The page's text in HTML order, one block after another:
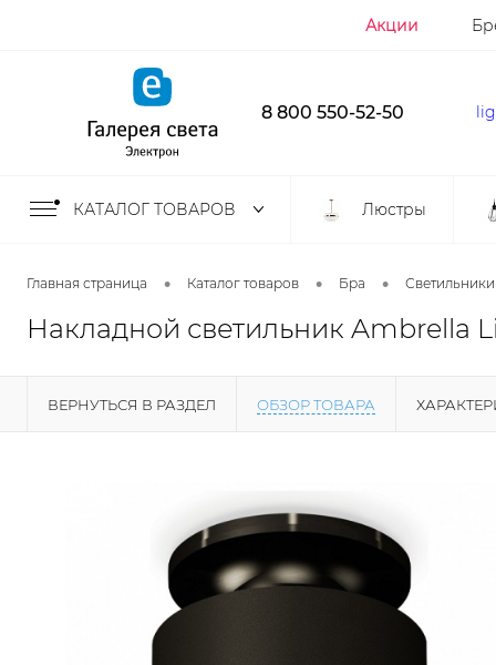
Акции
8 800 550-52-50
КАТАЛОГ ТОВАРОВ Люстры
Главная страница • Каталог товаров • Бра •
Накладной светильник Ambrella
ВЕРНУТЬСЯ В РАЗДЕЛ ОБЗОР ТОВАРА